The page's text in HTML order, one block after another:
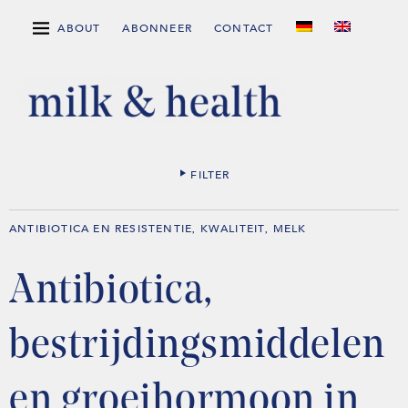
ABOUT ABONNEER CONTACT
FILTER
ANTIBIOTICA EN RESISTENTIE KWALITEIT MELK
Antibiotica,
bestrijdingsmiddelen